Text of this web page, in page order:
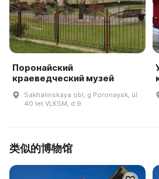
Поронайский
краеведческий музей
Sakhalinskaya obl, g Poronaysk, ul
40 let VLKSM, d 9
类似的博物馆